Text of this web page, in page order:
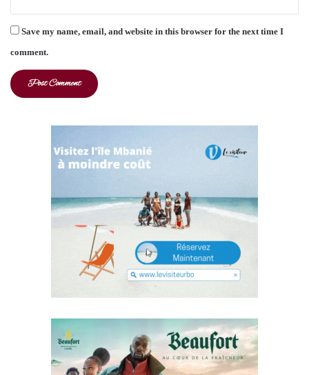
Save my name, email, and website in this browser for the next time I
comment.